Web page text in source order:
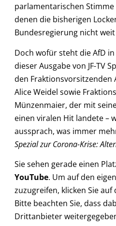
parlamentarischen
denen die bisherigen
Bundesregierung nicht
Doch wofür steht die AfD
dieser Ausgabe von JF-TV
den Fraktionsvorsitzenden
Alice Weidel sowie
Münzenmaier, der mit
einen viralen Hit landete –
aussprach, was immer
Spezial zur Corona-Krise:
Sie sehen gerade einen
YouTube. Um auf den
zuzugreifen, klicken Sie
Bitte beachten Sie, dass
Drittanbieter